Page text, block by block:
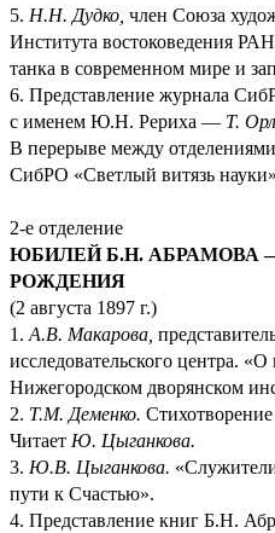
5. Н.Н. Дудко, член Союза
Института востоковедения
танка в современном мире и
6. Представление журнала
с именем Ю.Н. Рериха — Т.
В перерыве между
СибРО «Светлый витязь
2-е отделение
ЮБИЛЕЙ Б.Н. АБРАМОВА
РОЖДЕНИЯ
(2 августа 1897 г.)
1. А.В. Макарова,
исследовательского центра.
Нижегородском дворянском
2. Т.М. Деменко.
Читает Ю. Цыганкова.
3. Ю.В. Цыганкова.
пути к Счастью».
4. Представление книг Б.Н.